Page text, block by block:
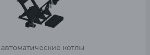
котлы